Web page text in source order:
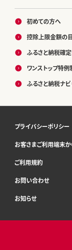
初めての方へ
控除上限金額の
ふるさと納税確
ワンストップ特例
ふるさと納税ナビ
プライバシーポリシー
お客さまご利用端末
ご利用規約
お問い合わせ
お知らせ